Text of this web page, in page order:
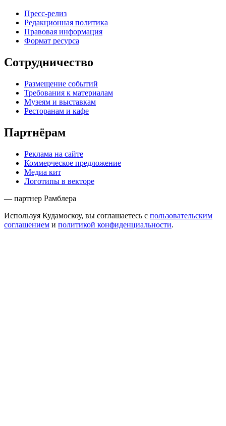
Пресс-релиз
Редакционная политика
Правовая информация
Формат ресурса
Сотрудничество
Размещение событий
Требования к материалам
Музеям и выставкам
Ресторанам и кафе
Партнёрам
Реклама на сайте
Коммерческое предложение
Медиа кит
Логотипы в векторе
— партнер Рамблера
Используя Кудамоскоу, вы соглашаетесь с пользовательским
соглашением и политикой конфиденциальности.